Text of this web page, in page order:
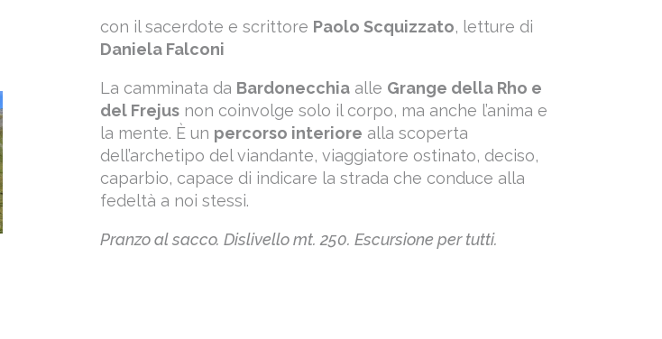
con il sacerdote e scrittore Paolo Scquizzato, letture di
Daniela Falconi
La camminata da Bardonecchia alle Grange della Rho e
del Frejus non coinvolge solo il corpo, ma anche l’anima e
la mente. È un percorso interiore alla scoperta
dell’archetipo del viandante, viaggiatore ostinato, deciso,
caparbio, capace di indicare la strada che conduce alla
fedeltà a noi stessi.
Pranzo al sacco. Dislivello mt. 250. Escursione per tutti.